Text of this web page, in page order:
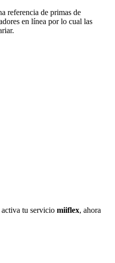
referencia de primas de
en línea por lo cual las
activa tu servicio miiflex, ahora